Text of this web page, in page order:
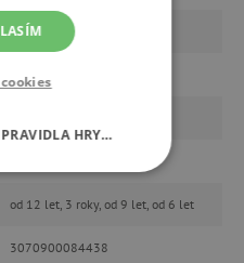
1
logiku
od 12 let, 3 roky, od 9 let, od 6 let
3070900084438
HRY…